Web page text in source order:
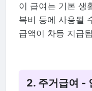
이 급여는 기본 생
복비 등에 사용될
급액이 차등 지급
2. 주거급여 -